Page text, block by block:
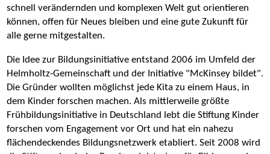
schnell verändernden und komplexen Welt gut orientieren
können, offen für Neues bleiben und eine gute Zukunft für
alle gerne mitgestalten.
Die Idee zur Bildungsinitiative entstand 2006 im Umfeld der
Helmholtz-Gemeinschaft und der Initiative "McKinsey bildet".
Die Gründer wollten möglichst jede Kita zu einem Haus, in
dem Kinder forschen machen. Als mittlerweile größte
Frühbildungsinitiative in Deutschland lebt die Stiftung Kinder
forschen vom Engagement vor Ort und hat ein nahezu
flächendeckendes Bildungsnetzwerk etabliert. Seit 2008 wird